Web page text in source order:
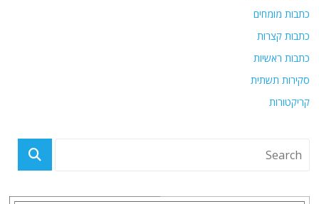
כתבות מומחים
כתבות קצרות
כתבות ראשיות
סקירות תשתית
קריקטורות